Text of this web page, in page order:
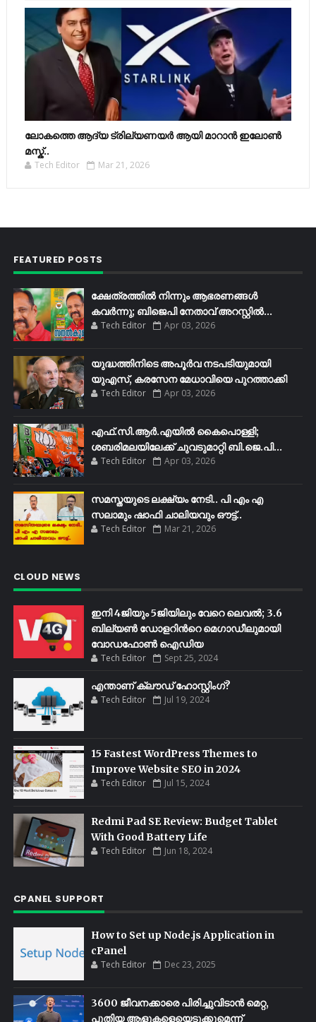
ലോകത്തെ ആദ്യ ട്രില്യണയർ ആയി മാറാൻ ഇലോൺ
മസ്ക്..
Tech Editor Mar 21, 2026
FEATURED POSTS
ക്ഷേത്രത്തിൽ നിന്നും ആഭരണങ്ങൾ
കവർന്നു; ബിജെപി നേതാവ് അറസ്റ്റിൽ...
Tech Editor Apr 03, 2026
യുദ്ധത്തിനിടെ അപൂർവ നടപടിയുമായി
യുഎസ്, കരസേന മേധാവിയെ പുറത്താക്കി
Tech Editor Apr 03, 2026
എഫ്​.സി.ആർ.എയിൽ കൈപൊള്ളി;
ശബരിമലയിലേക്ക്​ ചുവടുമാറ്റി ബി.ജെ.പി...
Tech Editor Apr 03, 2026
സമസ്തയുടെ ലക്ഷ്യം നേടി.. പി എം എ
സലാമും ഷാഫി ചാലിയവും ഔട്ട്..
Tech Editor Mar 21, 2026
CLOUD NEWS
ഇനി 4ജിയും 5ജിയിലും വേറെ ലെവൽ; 3.6
ബില്യണ്‍ ഡോളറിന്‍റെ മെഗാഡീലുമായി
വോഡഫോണ്‍ ഐഡിയ
Tech Editor Sept 25, 2024
എന്താണ് ക്ലൗഡ് ഹോസ്റ്റിംഗ്?
Tech Editor Jul 19, 2024
15 Fastest WordPress Themes to
Improve Website SEO in 2024
Tech Editor Jul 15, 2024
Redmi Pad SE Review: Budget Tablet
With Good Battery Life
Tech Editor Jun 18, 2024
CPANEL SUPPORT
How to Set up Node.js Application in
cPanel
Tech Editor Dec 23, 2025
3600 ജീവനക്കാരെ പിരിച്ചുവിടാൻ മെറ്റ,
പുതിയ ആളുകളെയെടുക്കുമെന്ന്